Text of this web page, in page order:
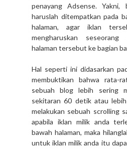
penayang Adsense. Yakni,
haruslah ditempatkan pada
halaman, agar iklan
mengharuskan
halaman tersebut ke bagian
Hal seperti ini didasarkan
membuktikan bahwa rata-
sebuah blog lebih sering
sekitaran 60 detik atau
melakukan sebuah scrolling
apabila iklan milik anda
bawah halaman, maka
untuk iklan milik anda itu